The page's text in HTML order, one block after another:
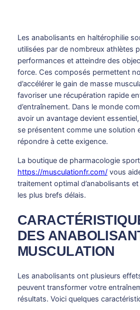
Les anabolisants en haltérophilie
utilisées par de nombreux athlètes
performances et atteindre des
force. Ces composés permettent
d’accélérer le gain de masse
favoriser une récupération rapide
d’entraînement. Dans le monde
avoir un avantage devient
se présentent comme une solution
répondre à cette exigence.
La boutique de pharmacologie
https://musculationfr.com/vous
traitement optimal d’anabolisants
les plus brefs délais.
DES
MUSCULATION
Les anabolisants ont plusieurs
peuvent transformer votre
résultats. Voici quelques